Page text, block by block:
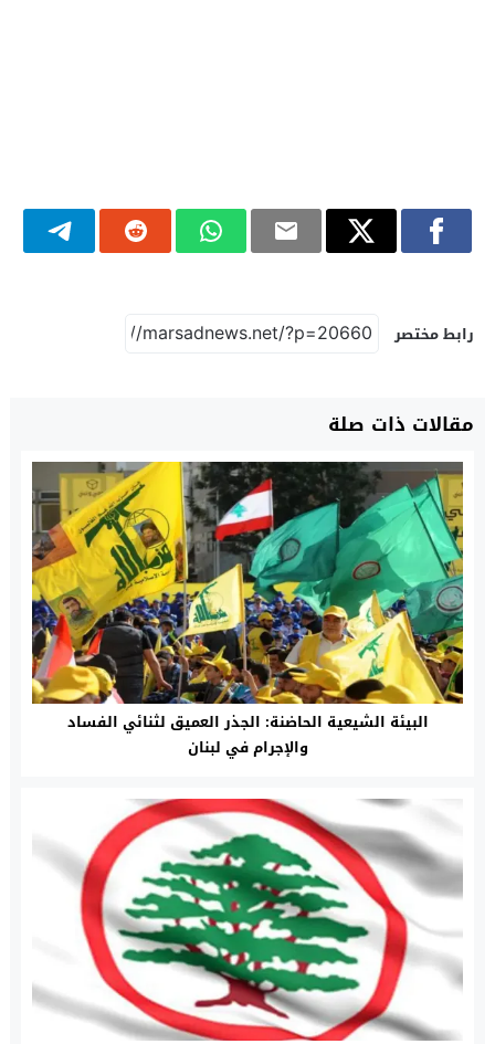
رابط مختصر
مقالات ذات صلة
البيئة الشيعية الحاضنة: الجذر العميق لثنائي الفساد
والإجرام في لبنان